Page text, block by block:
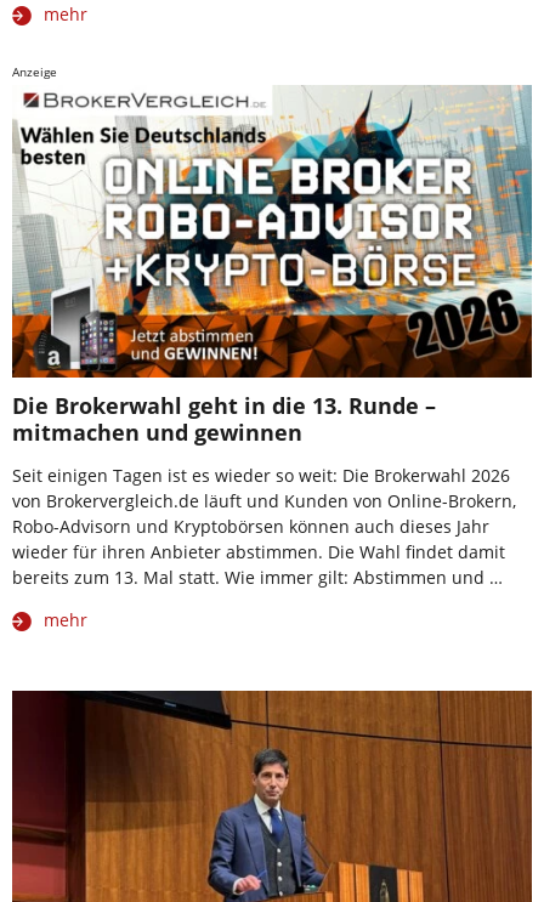
mehr
Anzeige
Die Brokerwahl geht in die 13. Runde –
mitmachen und gewinnen
Seit einigen Tagen ist es wieder so weit: Die Brokerwahl 2026
von Brokervergleich.de läuft und Kunden von Online-Brokern,
Robo-Advisorn und Kryptobörsen können auch dieses Jahr
wieder für ihren Anbieter abstimmen. Die Wahl findet damit
bereits zum 13. Mal statt. Wie immer gilt: Abstimmen und …
mehr